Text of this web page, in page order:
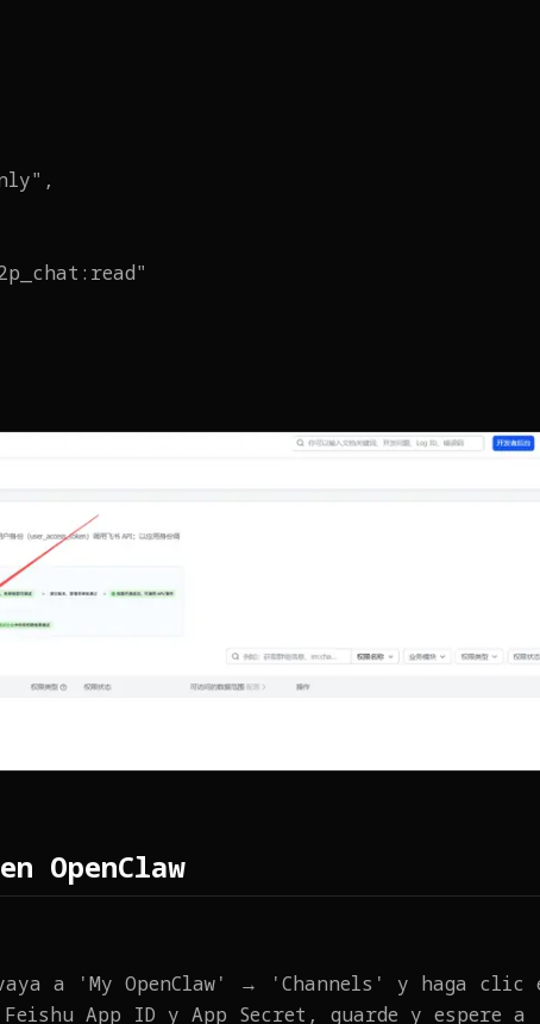
OpenClaw
a 'My OpenClaw' → 'Channels' y haga clic
App ID y App Secret, guarde y espere a